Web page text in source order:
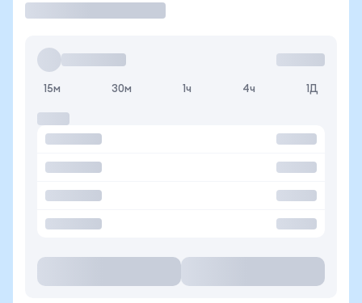
15м 30м 1ч 4ч 1Д